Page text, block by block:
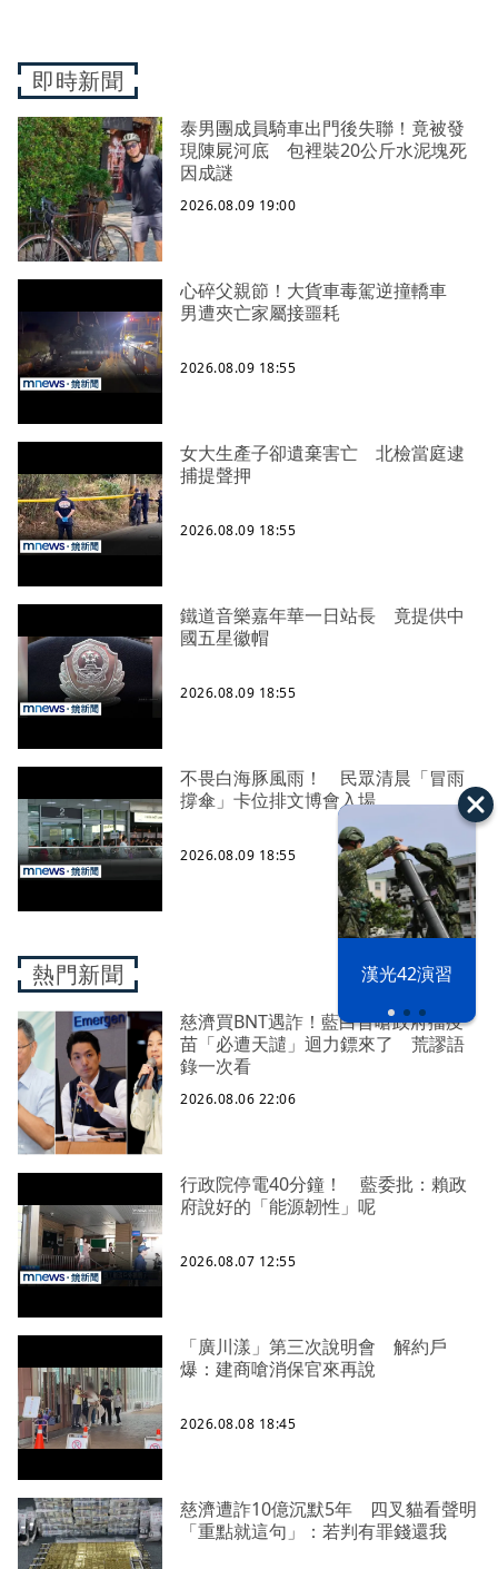
漢光42演習
即時新聞
泰男團成員騎車出門後失聯！竟被發
現陳屍河底 包裡裝20公斤水泥塊死
因成謎
2026.08.09 19:00
心碎父親節！大貨車毒駕逆撞轎車
男遭夾亡家屬接噩耗
2026.08.09 18:55
女大生產子卻遺棄害亡 北檢當庭逮
捕提聲押
2026.08.09 18:55
鐵道音樂嘉年華一日站長 竟提供中
國五星徽帽
2026.08.09 18:55
不畏白海豚風雨！ 民眾清晨「冒雨
撐傘」卡位排文博會入場
2026.08.09 18:55
熱門新聞
慈濟買BNT遇詐！藍白昔嗆政府擋疫
苗「必遭天譴」迴力鏢來了 荒謬語
錄一次看
2026.08.06 22:06
行政院停電40分鐘！ 藍委批：賴政
府說好的「能源韌性」呢
2026.08.07 12:55
「廣川漾」第三次說明會 解約戶
爆：建商嗆消保官來再說
2026.08.08 18:45
慈濟遭詐10億沉默5年 四叉貓看聲明
「重點就這句」：若判有罪錢還我